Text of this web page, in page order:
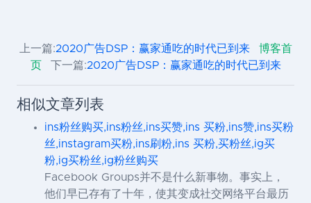
上一篇:2020广告DSP：赢家通吃的时代已到来
博客首
页
下一篇:2020广告DSP：赢家通吃的时代已到来
相似文章列表
ins粉丝购买,ins粉丝,ins买赞,ins 买粉,ins赞,ins买粉
丝,instagram买粉,ins刷粉,ins 买粉,买粉丝,ig买
粉,ig买粉丝,ig粉丝购买
Facebook Groups并不是什么新事物。事实上，
他们早已存有了十年，使其变成社交网络平台最历